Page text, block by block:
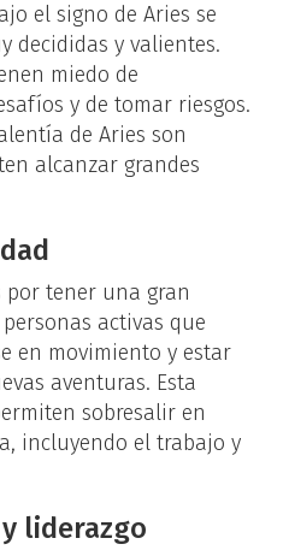
el signo de Aries se
decididas y valientes.
miedo de
y de tomar riesgos.
de Aries son
alcanzar grandes
por tener una gran
activas que
en movimiento y estar
aventuras. Esta
sobresalir en
incluyendo el trabajo y
liderazgo